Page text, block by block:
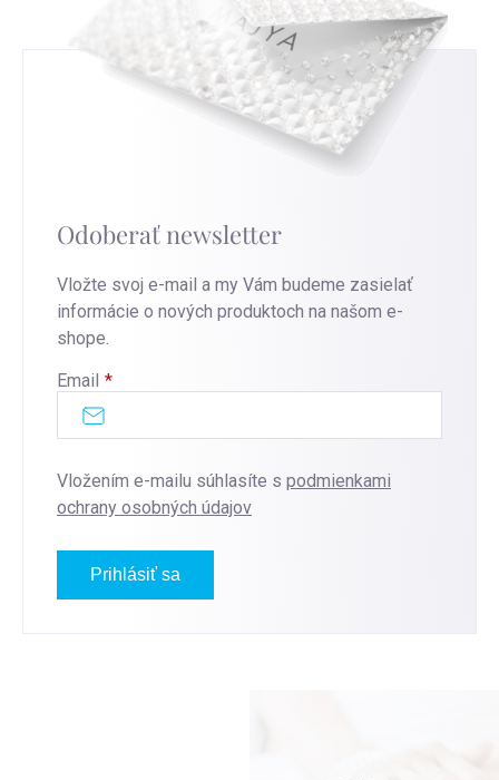
Odoberať newsletter
Vložte svoj e-mail a my Vám budeme zasielať
informácie o nových produktoch na našom e-
shope.
Email
Vložením e-mailu súhlasíte s podmienkami
ochrany osobných údajov
Prihlásiť sa